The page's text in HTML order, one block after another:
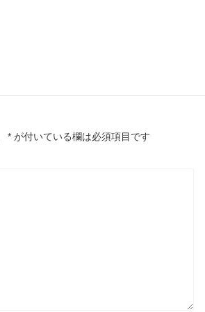
* が付いている欄は必須項目です